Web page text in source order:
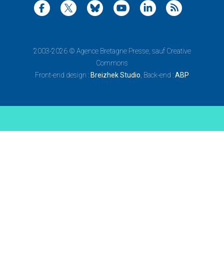
2003-2026 © Agence Bretagne Presse, sauf Creative
Commons
Front-end design : Breizhek Studio , Back-end :ABP